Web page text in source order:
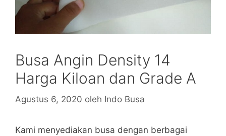
Busa Angin Density 14
Harga Kiloan dan Grade A
Agustus 6, 2020 oleh Indo Busa
Kami menyediakan busa dengan berbagai